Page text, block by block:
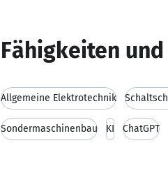
Fähigkeiten
Allgemeine Elektrotechnik
Sondermaschinenbau KI ChatGPT